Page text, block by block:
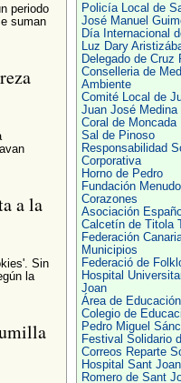
periodo
suman
a la
Sin
la
Policía Local de
José Manuel
Día Internacional
Luz Dary
Delegado de Cruz
Conselleria de
Ambiente
Comité Local de
Juan José Medina
Coral de Moncada
Sal de Pinoso
Responsabilidad
Corporativa
Horno de Pedro
Fundación
Corazones
Asociación
Calcetín de Titola
Federación
Municipios
Federació de
Hospital
Joan
Área de
Colegio de
Pedro Miguel
Festival Solidario
Correos Reparte
Hospital Sant Joan
Romero de Sant